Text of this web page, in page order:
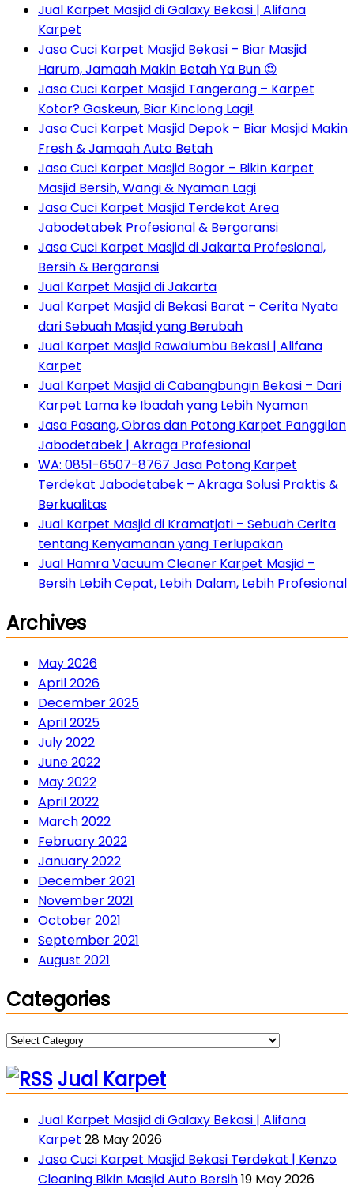
Jual Karpet Masjid di Galaxy Bekasi | Alifana
Karpet
Jasa Cuci Karpet Masjid Bekasi – Biar Masjid
Harum, Jamaah Makin Betah Ya Bun 😍
Jasa Cuci Karpet Masjid Tangerang – Karpet
Kotor? Gaskeun, Biar Kinclong Lagi!
Jasa Cuci Karpet Masjid Depok – Biar Masjid Makin
Fresh & Jamaah Auto Betah
Jasa Cuci Karpet Masjid Bogor – Bikin Karpet
Masjid Bersih, Wangi & Nyaman Lagi
Jasa Cuci Karpet Masjid Terdekat Area
Jabodetabek Profesional & Bergaransi
Jasa Cuci Karpet Masjid di Jakarta Profesional,
Bersih & Bergaransi
Jual Karpet Masjid di Jakarta
Jual Karpet Masjid di Bekasi Barat – Cerita Nyata
dari Sebuah Masjid yang Berubah
Jual Karpet Masjid Rawalumbu Bekasi | Alifana
Karpet
Jual Karpet Masjid di Cabangbungin Bekasi – Dari
Karpet Lama ke Ibadah yang Lebih Nyaman
Jasa Pasang, Obras dan Potong Karpet Panggilan
Jabodetabek | Akraga Profesional
WA: 0851-6507-8767 Jasa Potong Karpet
Terdekat Jabodetabek – Akraga Solusi Praktis &
Berkualitas
Jual Karpet Masjid di Kramatjati – Sebuah Cerita
tentang Kenyamanan yang Terlupakan
Jual Hamra Vacuum Cleaner Karpet Masjid –
Bersih Lebih Cepat, Lebih Dalam, Lebih Profesional
Archives
May 2026
April 2026
December 2025
April 2025
July 2022
June 2022
May 2022
April 2022
March 2022
February 2022
January 2022
December 2021
November 2021
October 2021
September 2021
August 2021
Categories
Categories
Jual Karpet
Jual Karpet Masjid di Galaxy Bekasi | Alifana
Karpet 28 May 2026
Jasa Cuci Karpet Masjid Bekasi Terdekat | Kenzo
Cleaning Bikin Masjid Auto Bersih19 May 2026